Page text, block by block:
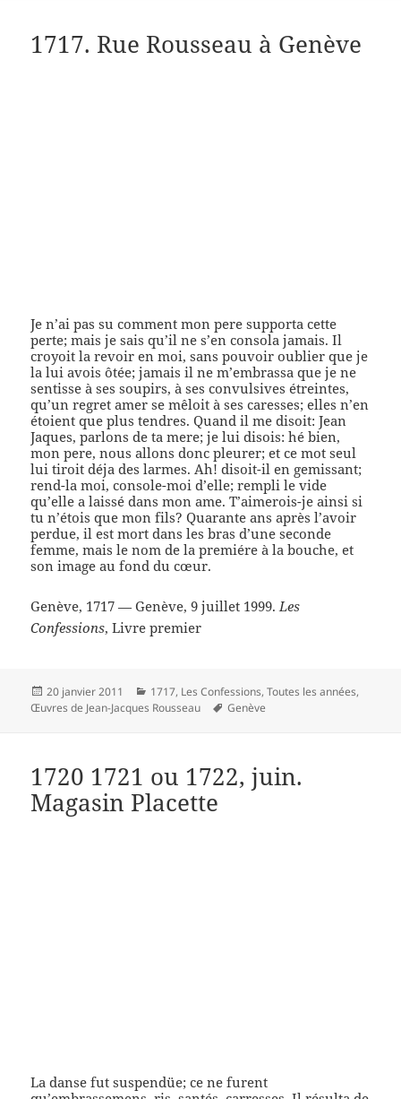
1717. Rue Rousseau à Genève
Je n’ai pas su comment mon pere supporta cette
perte; mais je sais qu’il ne s’en consola jamais. Il
croyoit la revoir en moi, sans pouvoir oublier que je
la lui avois ôtée; jamais il ne m’embrassa que je ne
sentisse à ses soupirs, à ses convulsives étreintes,
qu’un regret amer se mêloit à ses caresses; elles n’en
étoient que plus tendres. Quand il me disoit: Jean
Jaques, parlons de ta mere; je lui disois: hé bien,
mon pere, nous allons donc pleurer; et ce mot seul
lui tiroit déja des larmes. Ah! disoit-il en gemissant;
rend-la moi, console-moi d’elle; rempli le vide
qu’elle a laissé dans mon ame. T’aimerois-je ainsi si
tu n’étois que mon fils? Quarante ans après l’avoir
perdue, il est mort dans les bras d’une seconde
femme, mais le nom de la premiére à la bouche, et
son image au fond du cœur.
Genève, 1717 — Genève, 9 juillet 1999. Les
Confessions, Livre premier
Publié
le
20 janvier 2011 Catégories
1717, Les Confessions,Toutes les années,
Œuvres de Jean-Jacques Rousseau
Mots-
Genève
1720 1721 ou 1722, juin.
Magasin Placette
La danse fut suspendüe; ce ne furent